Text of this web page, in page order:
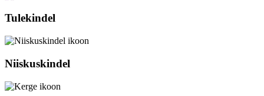
Tulekindel
Niiskuskindel